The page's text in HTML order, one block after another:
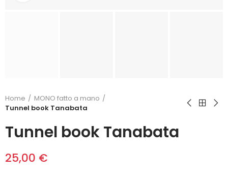
Home
MONO fatto a mano
Tunnel book Tanabata
Tunnel book Tanabata
25,00 €